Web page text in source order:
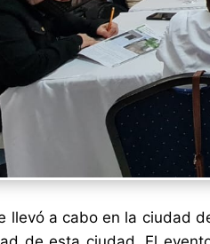
llevó a cabo en la ciudad